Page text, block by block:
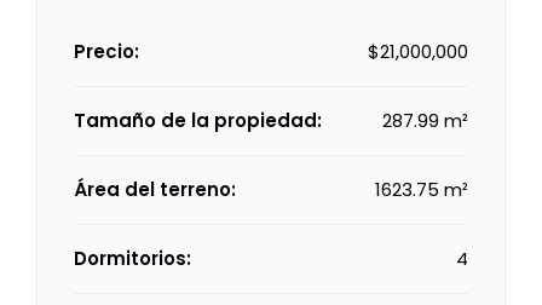
Precio: $21,000,000
Tamaño de la propiedad: 287.99 m²
Área del terreno: 1623.75 m²
Dormitorios: 4